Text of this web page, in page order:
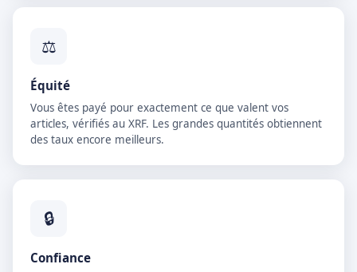
⚖
Équité
Vous êtes payé pour exactement ce que valent vos
articles, vérifiés au XRF. Les grandes quantités obtiennent
des taux encore meilleurs.
🔒
Confiance